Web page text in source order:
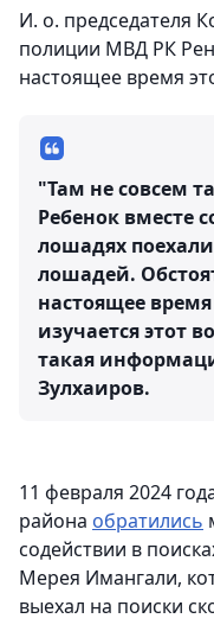
И. о. председателя
полиции МВД РК
настоящее время
"Там не совсем
Ребенок вместе
лошадях
лошадей.
настоящее
изучается этот
такая
Зулхаиров.
11 февраля 2024
района обратились
содействии в
Мерея Имангали,
выехал на поиски